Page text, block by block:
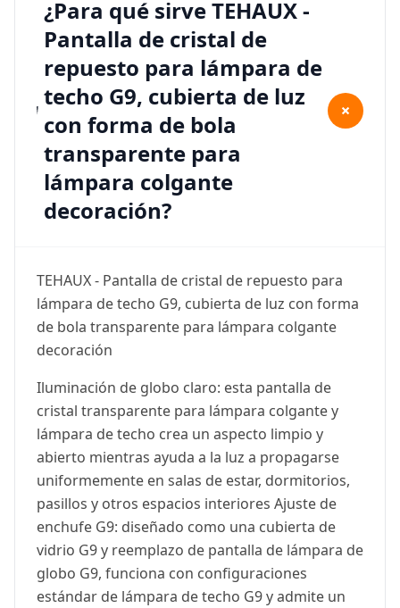
¿Para qué sirve TEHAUX -
Pantalla de cristal de
repuesto para lámpara de
techo G9, cubierta de luz
con forma de bola
transparente para
lámpara colgante
decoración?
+
TEHAUX - Pantalla de cristal de repuesto para
lámpara de techo G9, cubierta de luz con forma
de bola transparente para lámpara colgante
decoración
Iluminación de globo claro: esta pantalla de
cristal transparente para lámpara colgante y
lámpara de techo crea un aspecto limpio y
abierto mientras ayuda a la luz a propagarse
uniformemente en salas de estar, dormitorios,
pasillos y otros espacios interiores Ajuste de
enchufe G9: diseñado como una cubierta de
vidrio G9 y reemplazo de pantalla de lámpara de
globo G9, funciona con configuraciones
estándar de lámpara de techo G9 y admite un